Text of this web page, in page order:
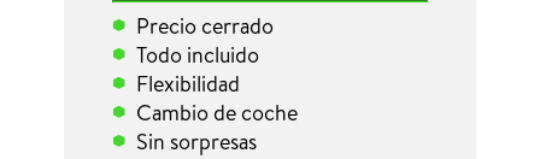
Precio cerrado
Todo incluido
Flexibilidad
Cambio de coche
Sin sorpresas